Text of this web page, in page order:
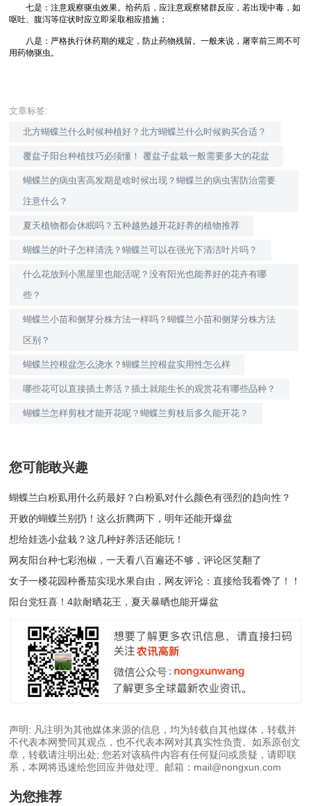
七是：注意观察驱虫效果。给药后，应注意观察猪群反应，若出现中毒，如
呕吐、腹泻等症状时应立即采取相应措施；
八是：严格执行休药期的规定，防止药物残留。一般来说，屠宰前三周不可
用药物驱虫。
文章标签:
北方蝴蝶兰什么时候种植好？北方蝴蝶兰什么时候购买合适？
覆盆子阳台种植技巧必须懂！ 覆盆子盆栽一般需要多大的花盆
蝴蝶兰的病虫害高发期是啥时候出现？蝴蝶兰的病虫害防治需要
注意什么？
夏天植物都会休眠吗？五种越热越开花好养的植物推荐
蝴蝶兰的叶子怎样清洗？蝴蝶兰可以在强光下清洁叶片吗？
什么花放到小黑屋里也能活呢？没有阳光也能养好的花卉有哪
些？
蝴蝶兰小苗和侧芽分株方法一样吗？蝴蝶兰小苗和侧芽分株方法
区别？
蝴蝶兰控根盆怎么浇水？蝴蝶兰控根盆实用性怎么样
哪些花可以直接插土养活？插土就能生长的观赏花有哪些品种？
蝴蝶兰怎样剪枝才能开花呢？蝴蝶兰剪枝后多久能开花？
您可能敢兴趣
蝴蝶兰白粉虱用什么药最好？白粉虱对什么颜色有强烈的趋向性？
开败的蝴蝶兰别扔！这么折腾两下，明年还能开爆盆
想给娃选小盆栽？这几种好养活还能玩！
网友阳台种七彩泡椒，一天看八百遍还不够，评论区笑翻了
女子一楼花园种番茄实现水果自由，网友评论：直接给我看馋了！！
阳台党狂喜！4款耐晒花王，夏天暴晒也能开爆盆
声明: 凡注明为其他媒体来源的信息，均为转载自其他媒体，转载并
不代表本网赞同其观点，也不代表本网对其真实性负责。如系原创文
章，转载请注明出处; 您若对该稿件内容有任何疑问或质疑，请即联
系，本网将迅速给您回应并做处理。邮箱：mail@nongxun.com
为您推荐